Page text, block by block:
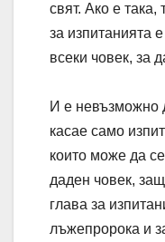
свят. Ако е така,
за изпитанията
всеки човек, за
И е невъзможно
касае само
които може да
даден човек,
глава за
лъжепророка и